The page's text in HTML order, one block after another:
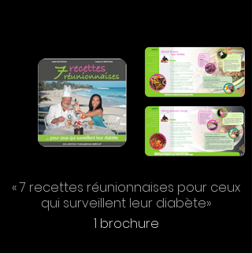
« 7 recettes réunionnaises pour ceux
qui surveillent leur diabète»
1 brochure